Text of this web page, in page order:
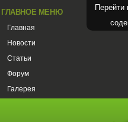
Перейти
ГЛАВНОЕ МЕНЮ
Главная
Новости
Статьи
Форум
Галерея